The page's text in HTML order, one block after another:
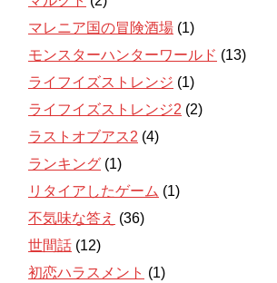
マレニア国の冒険酒場 (1)
モンスターハンターワールド (13)
ライフイズストレンジ (1)
ライフイズストレンジ2 (2)
ラストオブアス2 (4)
ランキング (1)
リタイアしたゲーム (1)
不気味な答え (36)
世間話 (12)
初恋ハラスメント (1)